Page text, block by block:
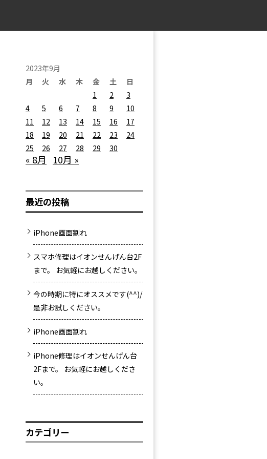
2023年9月
月
火 水 木 金 土
日
1
2
3
4
5 6 7 8 9
10
11
12 13 14 15 16
17
18
19 20 21 22 23
24
25
26 27 28 29 30
« 8月 10月 »
最近の投稿
iPhone画面割れ
スマホ修理はイオンせんげん台2F
まで。 お気軽にお越しください。
今の時期に特にオススメです(^^)/
是非お試しください。
iPhone画面割れ
iPhone修理はイオンせんげん台
2Fまで。 お気軽にお越しくださ
い。
カテゴリー